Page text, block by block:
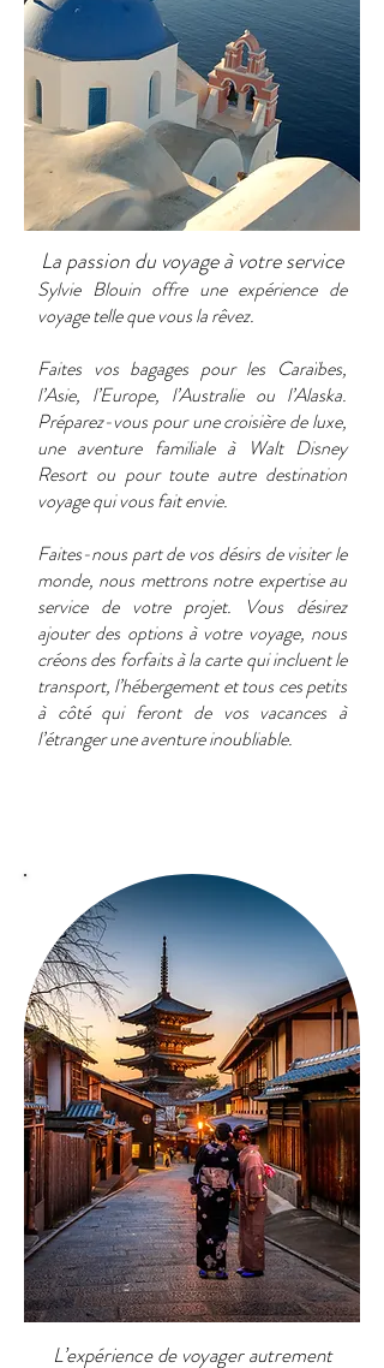
La passion du voyage à votre service
Sylvie Blouin offre une expérience de
voyage telle que vous la rêvez.
Faites vos bagages pour les Caraïbes,
l’Asie, l’Europe, l’Australie ou l’Alaska.
Préparez-vous pour une croisière de luxe,
une aventure familiale à Walt Disney
Resort ou pour toute autre destination
voyage qui vous fait envie.
Faites-nous part de vos désirs de visiter le
monde, nous mettrons notre expertise au
service de votre projet. Vous désirez
ajouter des options à votre voyage, nous
créons des forfaits à la carte qui incluent le
transport, l’hébergement et tous ces petits
à côté qui feront de vos vacances à
l’étranger une aventure inoubliable.
L’expérience de voyager autrement